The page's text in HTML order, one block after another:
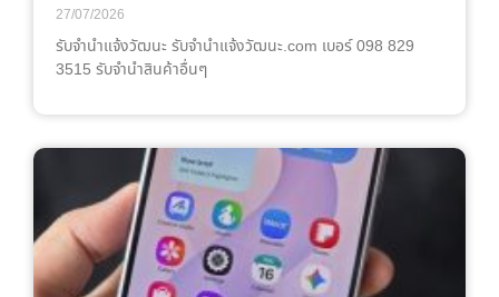
27/07/2026
รับจํานําแจ้งวัฒนะ รับจํานําแจ้งวัฒนะ.com เบอร์ 098 829
3515 รับจำนำสินค้าอื่นๆ